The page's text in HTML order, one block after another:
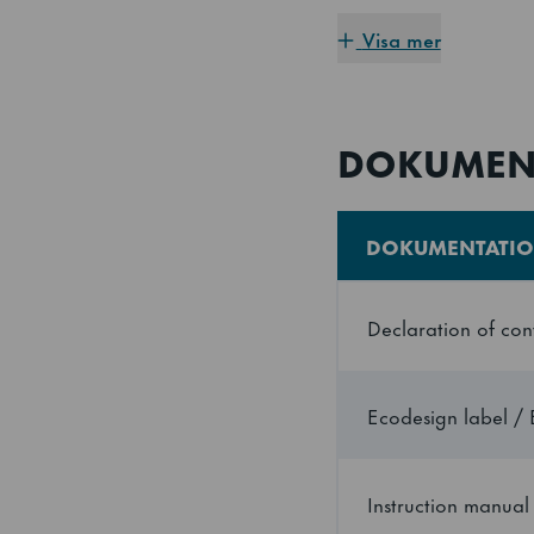
Hyllstorlek
Utsida
Nettovikt
Visa mer
Declaration of
Ecodesign label /
Instruction manual